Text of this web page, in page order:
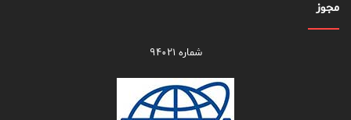
مجوز
شماره ۹۴۰۲۱